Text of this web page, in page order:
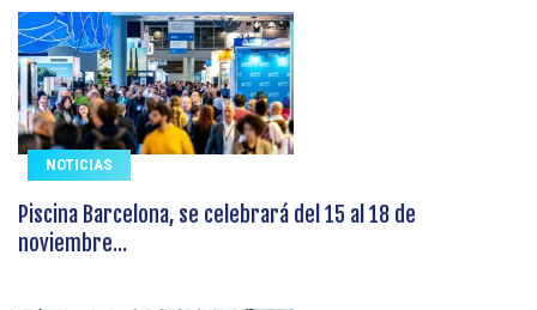
NOTICIAS
Piscina Barcelona, se celebrará del 15 al 18 de
noviembre...